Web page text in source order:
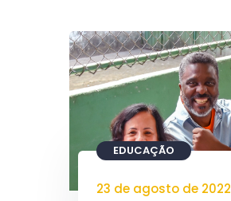
EDUCAÇÃO
23 de agosto de 2022